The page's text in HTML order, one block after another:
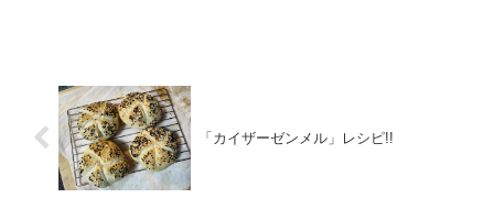
「カイザーゼンメル」レシピ!!